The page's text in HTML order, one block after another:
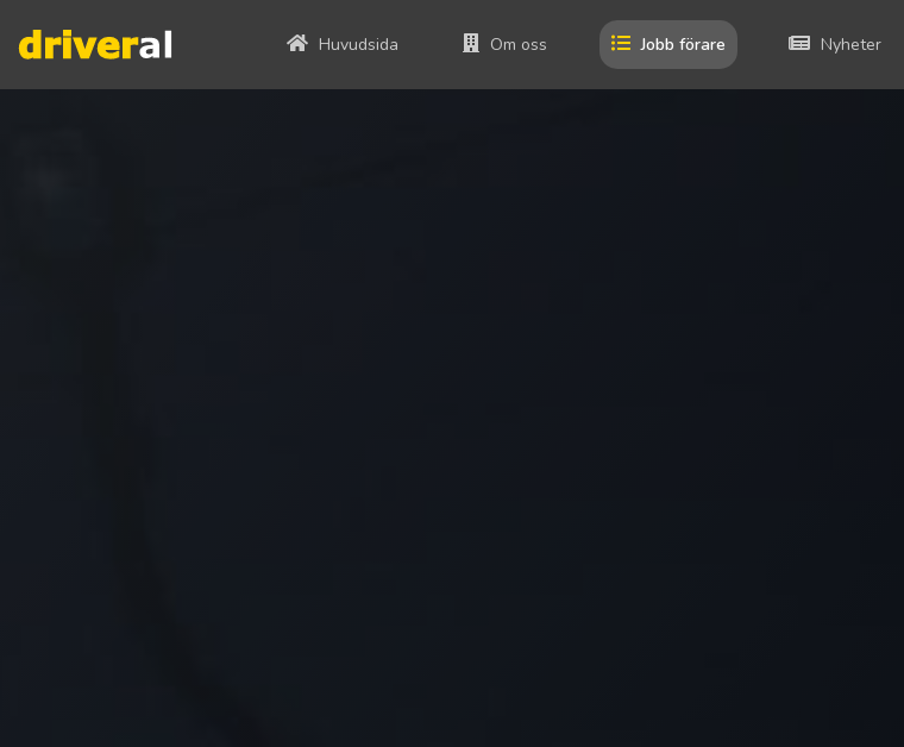
Huvudsida Om oss Jobb förare Nyheter